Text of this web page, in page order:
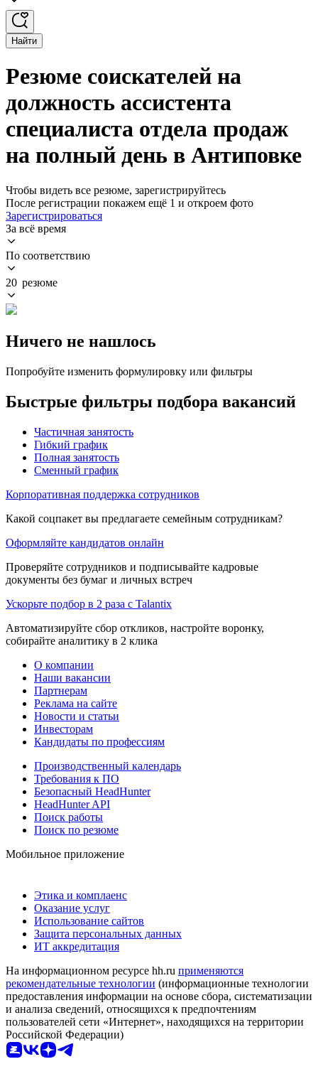
Найти
Резюме соискателей на
должность ассистента
специалиста отдела продаж
на полный день в Антиповке
Чтобы видеть все резюме, зарегистрируйтесь
После регистрации покажем ещё 1 и откроем фото
Зарегистрироваться
За всё время
По соответствию
20 резюме
Ничего не нашлось
Попробуйте изменить формулировку или фильтры
Быстрые фильтры подбора вакансий
Частичная занятость
Гибкий график
Полная занятость
Сменный график
Корпоративная поддержка сотрудников
Какой соцпакет вы предлагаете семейным сотрудникам?
Оформляйте кандидатов онлайн
Проверяйте сотрудников и подписывайте кадровые
документы без бумаг и личных встреч
Ускорьте подбор в 2 раза с Talantix
Автоматизируйте сбор откликов, настройте воронку,
собирайте аналитику в 2 клика
О компании
Наши вакансии
Партнерам
Реклама на сайте
Новости и статьи
Инвесторам
Кандидаты по профессиям
Производственный календарь
Требования к ПО
Безопасный HeadHunter
HeadHunter API
Поиск работы
Поиск по резюме
Мобильное приложение
Этика и комплаенс
Оказание услуг
Использование сайтов
Защита персональных данных
ИТ аккредитация
На информационном ресурсе hh.ru применяются
рекомендательные технологии (информационные технологии
предоставления информации на основе сбора, систематизации
и анализа сведений, относящихся к предпочтениям
пользователей сети «Интернет», находящихся на территории
Российской Федерации)